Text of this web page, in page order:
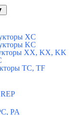
XC
KC
XX, KX, KK
TC, TF
PA